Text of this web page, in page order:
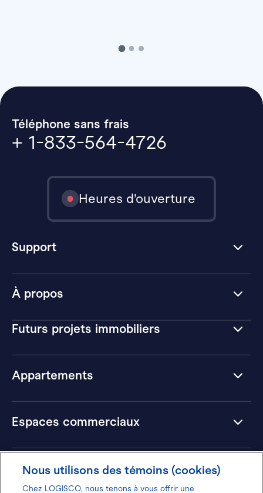
À propos
Futurs projets immobiliers
Appartements
Espaces commerciaux
Hôtels
Téléphone sans frais
+ 1-833-564-4726
Heures d’ouverture
Support
Nous utilisons des témoins (cookies)
Chez LOGISCO, nous tenons à vous offrir une